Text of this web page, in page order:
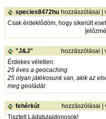
species8472hu hozzászólásai |
Csak érdeklődöm, hogy sikerült
[
"J&J" hozzászólásai |
Érdekes véletlen:
25 éves a geocaching
25 olyan játékosunk van, akik az
meg geoládát
fehérkút hozzászólásai |
Tisztelt Ládatulajdonosok!